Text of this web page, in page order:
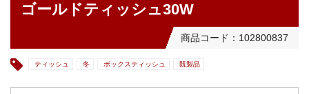
ゴールドティッシュ30W
商品コード：102800837
ティッシュ 冬 ボックスティッシュ 既製品